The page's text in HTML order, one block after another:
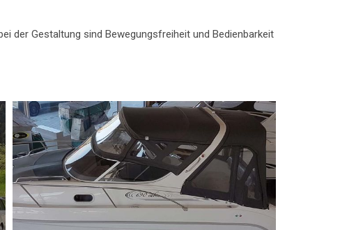
der Gestaltung sind Bewegungsfreiheit und Bedienbarkeit